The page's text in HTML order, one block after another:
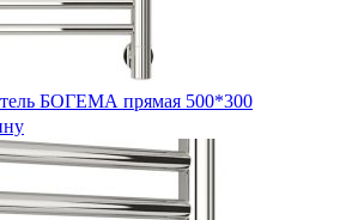
БОГЕМА прямая 500*300